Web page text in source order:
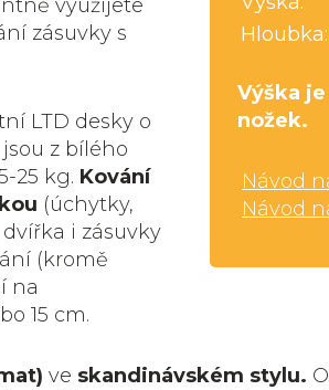
Hloubka:
Výška
nožek.
Návod
Návod
využijete
zásuvky s
LTD desky o
z bílého
25 kg. Kování
(úchytky,
i zásuvky
(kromě
na
15 cm.
ve skandinávském stylu.